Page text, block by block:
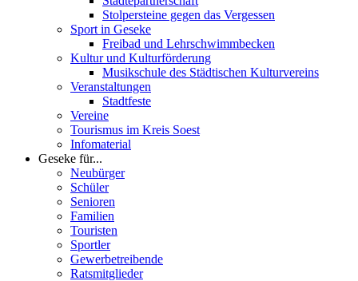
Stolpersteine gegen das Vergessen
Sport in Geseke
Freibad und Lehrschwimmbecken
Kultur und Kulturförderung
Musikschule des Städtischen Kulturvereins
Veranstaltungen
Stadtfeste
Vereine
Tourismus im Kreis Soest
Infomaterial
Geseke für...
Neubürger
Schüler
Senioren
Familien
Touristen
Sportler
Gewerbetreibende
Ratsmitglieder